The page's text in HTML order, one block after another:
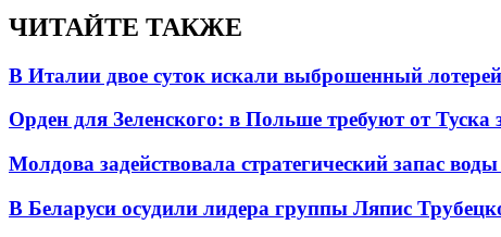
ЧИТАЙТЕ ТАКЖЕ
В Италии двое суток искали выброшенный
Орден для Зеленского: в Польше требуют от Туска
Молдова задействовала стратегический запас
В Беларуси осудили лидера группы Ляпис